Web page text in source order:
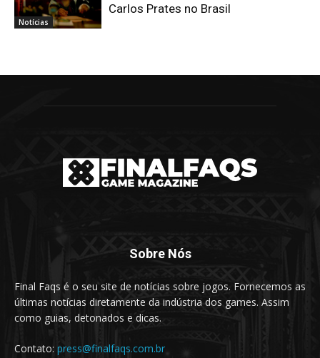
Notícias
Carlos Prates no Brasil
Sobre Nós
Final Faqs é o seu site de notícias sobre jogos. Fornecemos as
últimas notícias diretamente da indústria dos games. Assim
como guias, detonados e dicas.
Contato: press@finalfaqs.com.br